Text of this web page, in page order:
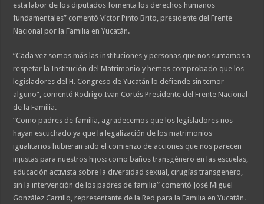
esta labor de los diputados fomenta los derechos humanos
fundamentales” comentó Víctor Pinto Brito, presidente del Frente
Nacional por la Familia en Yucatán.
“Cada vez somos más las instituciones y personas que nos sumamos a
respetar la Institución del Matrimonio y hemos comprobado que los
legisladores del H. Congreso de Yucatán lo defiende sin temor
alguno”, comentó Rodrigo Ivan Cortés Presidente del Frente Nacional
de la Familia.
“Como padres de familia, agradecemos que los legisladores nos
hayan escuchado ya que la legalización de los matrimonios
igualitarios hubieran sido el comienzo de acciones que nos parecen
injustas para nuestros hijos: como baños transgénero en las escuelas,
educación activista sobre la diversidad sexual, cirugías transgenero,
sin la intervención de los padres de familia” comentó José Miguel
González Carrillo, representante de la Red para la Familia en Yucatán.